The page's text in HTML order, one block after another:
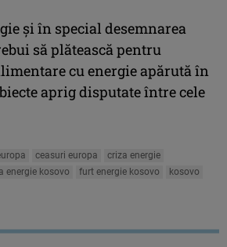
şi în special desemnarea
să plătească pentru
cu energie apărută în
aprig disputate între cele
ceasuri europa
criza energie
energie kosovo furt energie kosovo kosovo